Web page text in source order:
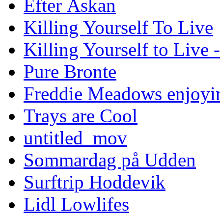
Efter Åskan
Killing Yourself To Live
Killing Yourself to Live -
Pure Bronte
Freddie Meadows
Trays are Cool
untitled_mov
Sommardag på Udden
Surftrip Hoddevik
Lidl Lowlifes